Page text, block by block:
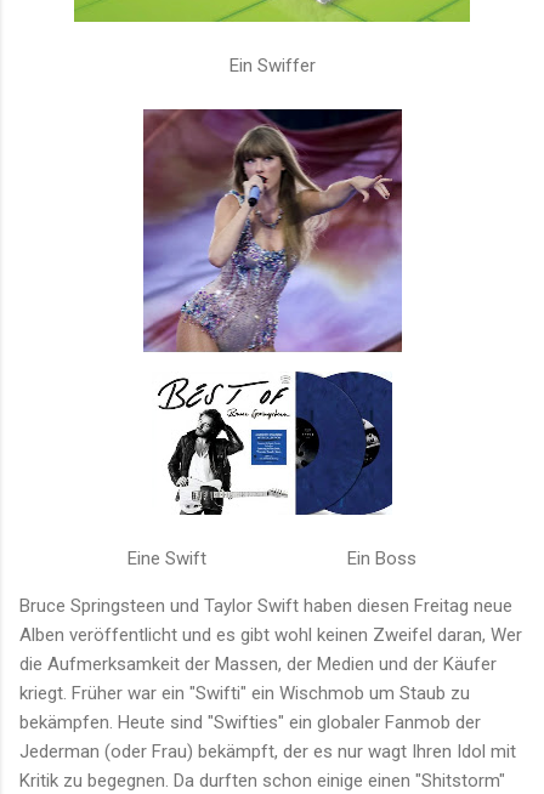
Ein Swiffer
Eine Swift Ein Boss
Bruce Springsteen und Taylor Swift haben diesen Freitag neue
Alben veröffentlicht und es gibt wohl keinen Zweifel daran, Wer
die Aufmerksamkeit der Massen, der Medien und der Käufer
kriegt. Früher war ein "Swifti" ein Wischmob um Staub zu
bekämpfen. Heute sind "Swifties" ein globaler Fanmob der
Jederman (oder Frau) bekämpft, der es nur wagt Ihren Idol mit
Kritik zu begegnen. Da durften schon einige einen "Shitstorm"